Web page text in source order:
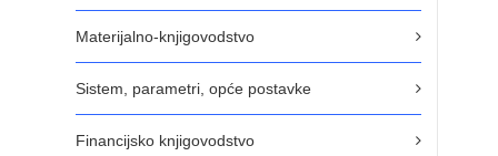
Materijalno-knjigovodstvo
Sistem, parametri, opće postavke
Financijsko knjigovodstvo